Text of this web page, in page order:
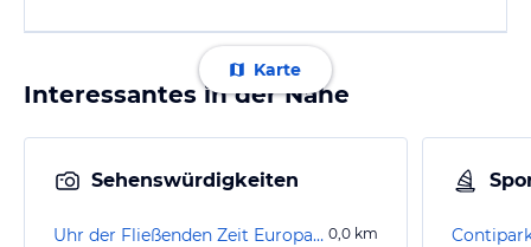
Karte
Interessantes in der Nähe
Sehenswürdigkeiten
Uhr der Fließenden Zeit Europa-Center 0,0 km